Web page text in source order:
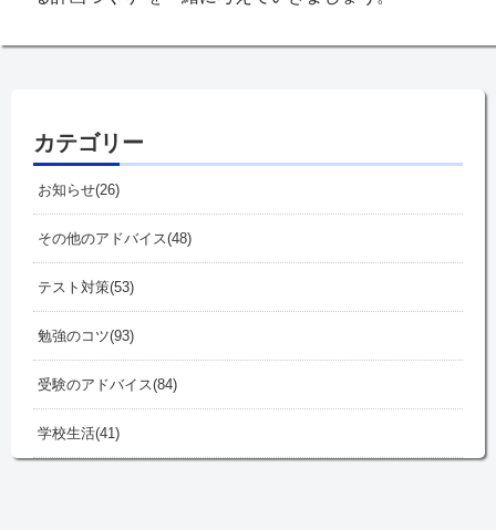
カテゴリー
お知らせ 26
その他のアドバイス 48
テスト対策 53
勉強のコツ 93
受験のアドバイス 84
学校生活 41